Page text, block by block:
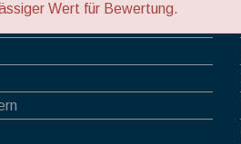
Wert für Bewertung.